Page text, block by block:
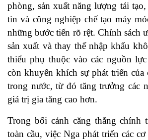
phòng, sản xuất năng lượng tái
tin và công nghiệp chế tạo máy
những bước tiến rõ rệt. Chính sách
sản xuất và thay thế nhập khẩu
thiểu phụ thuộc vào các nguồn
còn khuyến khích sự phát triển của
trong nước, từ đó tăng trưởng các
giá trị gia tăng cao hơn.
Trong bối cảnh căng thẳng chính
toàn cầu, việc Nga phát triển các